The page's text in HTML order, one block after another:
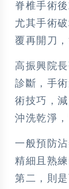
脊椎手術
尤其手術
覆再開刀
高振興院
診斷，手
術技巧，
沖洗乾淨
一般預防
精細且熟
第二，則